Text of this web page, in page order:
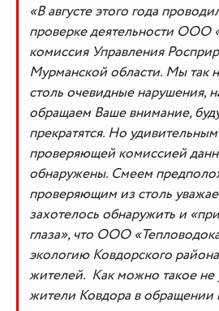
«В августе этого года
проверке деятельности ООО
комиссия Управления
Мурманской области. Мы так
столь очевидные нарушения,
обращаем Ваше внимание,
прекратятся. Но
проверяющей комиссией
обнаружены. Смеем
проверяющим из столь
захотелось обнаружить и
глаза», что ООО
экологию Ковдорского
жителей. Как можно такое не
жители Ковдора в обращении